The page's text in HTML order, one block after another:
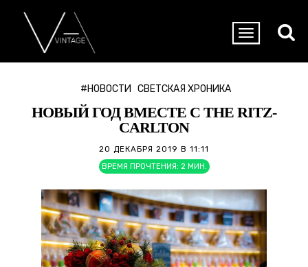
#НОВОСТИ СВЕТСКАЯ ХРОНИКА
НОВЫЙ ГОД ВМЕСТЕ С THE RITZ-
CARLTON
20 ДЕКАБРЯ 2019 В 11:11
ВРЕМЯ ПРОЧТЕНИЯ: 2 МИН.